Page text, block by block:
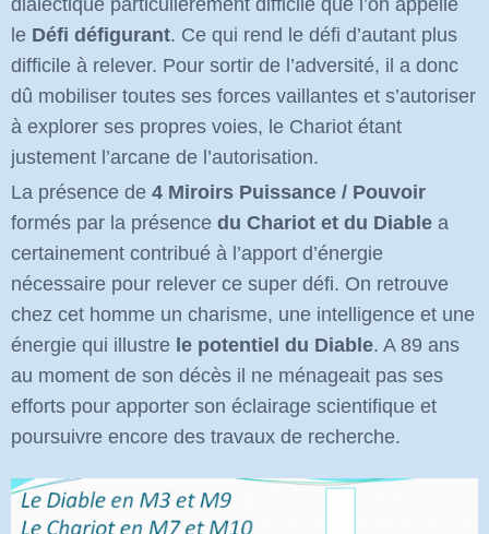
le Défi défigurant. Ce qui rend le défi d’autant plus
difficile à relever. Pour sortir de l’adversité, il a donc
dû mobiliser toutes ses forces vaillantes et s’autoriser
à explorer ses propres voies, le Chariot étant
justement l’arcane de l’autorisation.
La présence de 4 Miroirs Puissance / Pouvoir
formés par la présence du Chariot et du Diable a
certainement contribué à l’apport d’énergie
nécessaire pour relever ce super défi. On retrouve
chez cet homme un charisme, une intelligence et une
énergie qui illustre le potentiel du Diable. A 89 ans
au moment de son décès il ne ménageait pas ses
efforts pour apporter son éclairage scientifique et
poursuivre encore des travaux de recherche.